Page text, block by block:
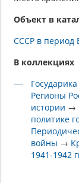
Объект в
СССР в период
В коллекциях
Государика
Регионы
истории →
политике
войны →
1941-1942